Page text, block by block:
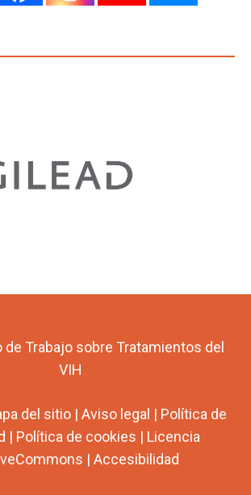
Trabajo sobre Tratamientos del
VIH
del sitio | Aviso legal | Política de
| Política de cookies | Licencia
| Accesibilidad